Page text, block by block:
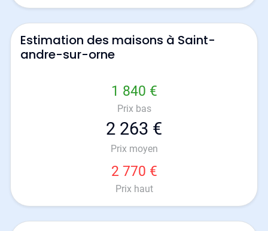
Estimation des maisons à Saint-
andre-sur-orne
1 840 €
Prix bas
2 263 €
Prix moyen
2 770 €
Prix haut